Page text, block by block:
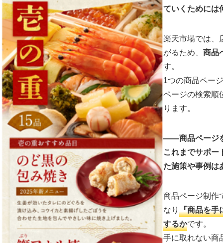
ていくためには
楽天市場では、
がるため、 商品
す。
1つの商品ペー
ページの検索順
ります。
――商品ページ
これまでサポー
た施策や事例は
商品ページ制作
なり 『商品を手
するかです。
手に取れない商